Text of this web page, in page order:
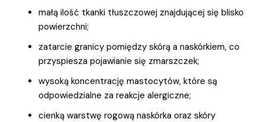
małą ilość tkanki tłuszczowej znajdującej się blisko
powierzchni;
zatarcie granicy pomiędzy skórą a naskórkiem, co
przyspiesza pojawianie się zmarszczek;
wysoką koncentrację mastocytów, które są
odpowiedzialne za reakcje alergiczne;
cienką warstwę rogową naskórka oraz skóry